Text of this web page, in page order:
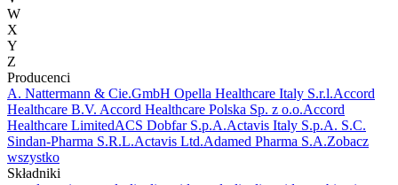
W
X
Y
Z
Producenci
A. Nattermann & Cie.GmbH Opella Healthcare Italy S.r.l.Accord
Healthcare B.V. Accord Healthcare Polska Sp. z o.o.Accord
Healthcare LimitedACS Dobfar S.p.A.Actavis Italy S.p.A. S.C.
Sindan-Pharma S.R.L.Actavis Ltd.Adamed Pharma S.A.Zobacz
wszystko
Składniki